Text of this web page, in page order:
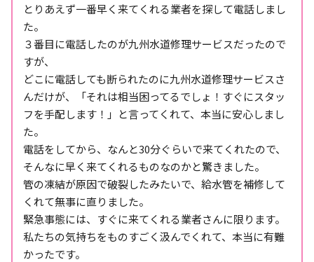
とりあえず一番早く来てくれる業者を探して電話しまし
た。
３番目に電話したのが九州水道修理サービスだったので
すが、
どこに電話しても断られたのに九州水道修理サービスさ
んだけが、「それは相当困ってるでしょ！すぐにスタッ
フを手配します！」と言ってくれて、本当に安心しまし
た。
電話をしてから、なんと30分ぐらいで来てくれたので、
そんなに早く来てくれるものなのかと驚きました。
管の凍結が原因で破裂したみたいで、給水管を補修して
くれて無事に直りました。
緊急事態には、すぐに来てくれる業者さんに限ります。
私たちの気持ちをものすごく汲んでくれて、本当に有難
かったです。